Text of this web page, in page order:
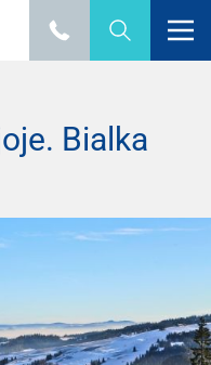
Bialka